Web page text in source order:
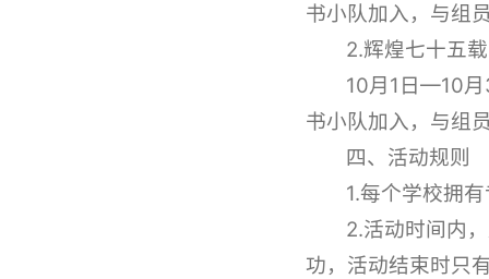
书小队加入，与组
2.辉煌七十五
10月1日—10月
书小队加入，与组
四、活动规则
1.每个学校拥
2.活动时间内
功，活动结束时只